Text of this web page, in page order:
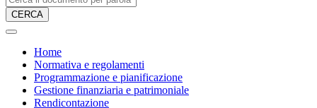
CERCA
Home
Normativa e regolamenti
Programmazione e pianificazione
Gestione finanziaria e patrimoniale
Rendicontazione